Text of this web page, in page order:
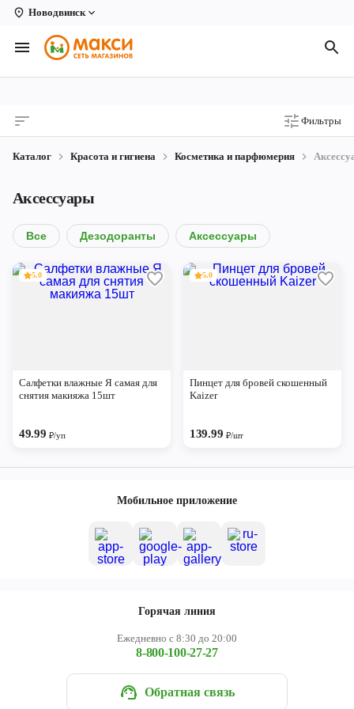
Новодвинск
Вологда
Архангельск
Киров
Коряжма
Котлас
Новодвинск
Рыбинск
Ярославль
Фильтры
Каталог Красота и гигиена Косметика и парфюмерия
Аксессуары
Все Дезодоранты Аксессуары
5.0
Салфетки влажные Я самая для
снятия макияжа 15шт
49.99₽/уп
5.0
Пинцет для бровей скошенный
Kaizer
139.99 ₽/шт
Мобильное приложение
Горячая линия
Ежедневно с 8:30 до 20:00
8-800-100-27-27
Обратная связь